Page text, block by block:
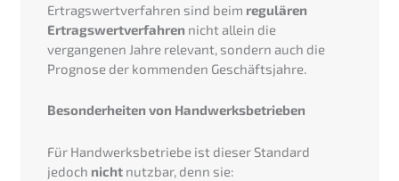
Ertragswertverfahren sind beim regulären
Ertragswertverfahren nicht allein die
vergangenen Jahre relevant, sondern auch die
Prognose der kommenden Geschäftsjahre.
Besonderheiten von Handwerksbetrieben
Für Handwerksbetriebe ist dieser Standard
jedoch nichtnutzbar, denn sie: